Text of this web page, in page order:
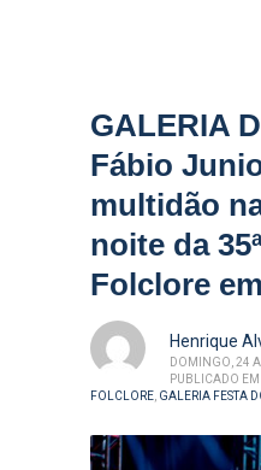
GALERIA
Fábio
multidão
noite da
Folclore
Henrique
DOMINGO, 24
PUBLICADO EM
FOLCLORE GALERIA FESTA